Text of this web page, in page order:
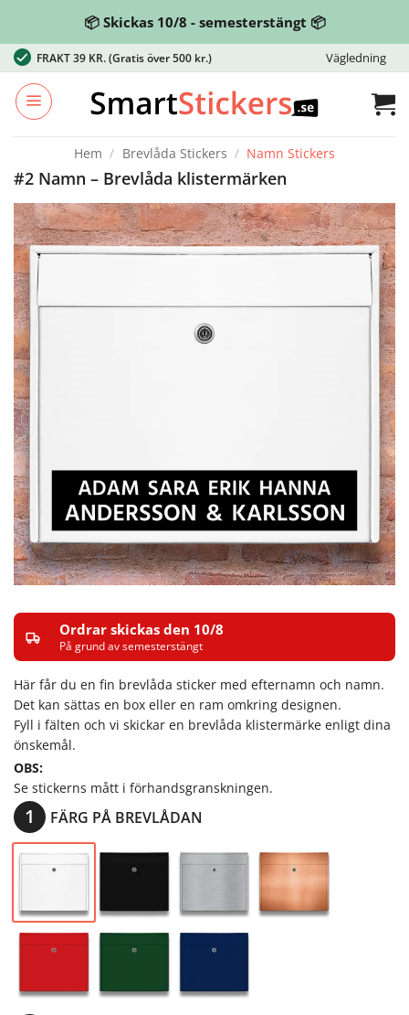
📦 Skickas 10/8 - semesterstängt 📦
Skip
to
content
FRAKT 39 KR.(Gratis över 500 kr.) Vägledning
Hem / Brevlåda Stickers / Namn Stickers
#2 Namn – Brevlåda klistermärken
Ordrar skickas den 10/8
På grund av semesterstängt
Här får du en fin brevlåda sticker med efternamn och namn.
Det kan sättas en box eller en ram omkring designen.
Fyll i fälten och vi skickar en brevlåda klistermärke enligt dina
önskemål.
OBS:
Se stickerns mått i förhandsgranskningen.
FÄRG PÅ BREVLÅDAN